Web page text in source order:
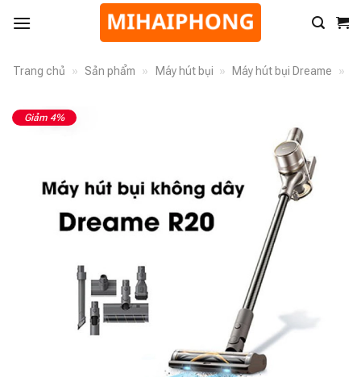
Trang chủ » Sản phẩm » Máy hút bụi » Máy hút bụi Dreame »
Giảm 4%